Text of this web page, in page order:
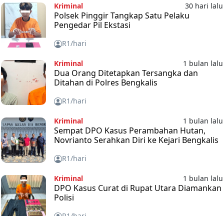
Kriminal 30 hari lalu
Polsek Pinggir Tangkap Satu Pelaku
Pengedar Pil Ekstasi
R1/hari
Kriminal 1 bulan lalu
Dua Orang Ditetapkan Tersangka dan
Ditahan di Polres Bengkalis
R1/hari
Kriminal 1 bulan lalu
Sempat DPO Kasus Perambahan Hutan,
Novrianto Serahkan Diri ke Kejari Bengkalis
R1/hari
Kriminal 1 bulan lalu
DPO Kasus Curat di Rupat Utara Diamankan
Polisi